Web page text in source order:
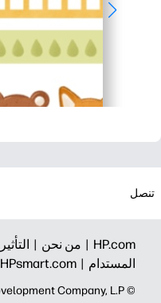
تنصل
HP.com | من نحن | التأثير
المستدام | HPsmart.com |
© Copyright 2026 HP Development Company, L.P.